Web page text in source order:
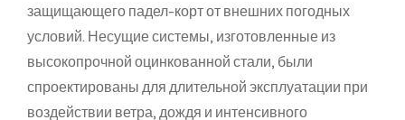
защищающего падел-корт от внешних погодных
условий. Несущие системы, изготовленные из
высокопрочной оцинкованной стали, были
спроектированы для длительной эксплуатации при
воздействии ветра, дождя и интенсивного